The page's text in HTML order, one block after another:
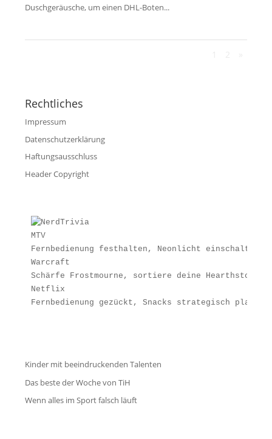
Duschgeräusche, um einen DHL-Boten...
Rechtliches
Impressum
Datenschutzerklärung
Haftungsausschluss
Header Copyright
MTV
Fernbedienung festhalten, Neonlicht
Warcraft
Schärfe Frostmourne, sortiere deine
Netflix
Fernbedienung gezückt, Snacks strategisch
Kinder mit beeindruckenden Talenten
Das beste der Woche von TiH
Wenn alles im Sport falsch läuft